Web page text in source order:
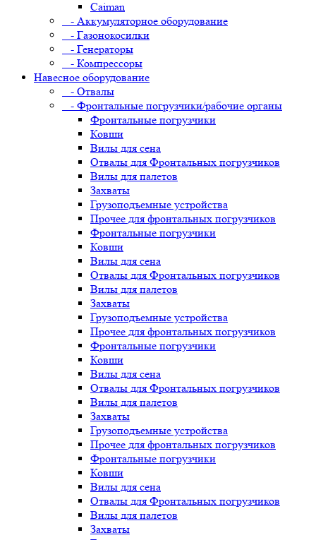
Caiman
- Аккумуляторное оборудование
- Газонокосилки
- Генераторы
- Компрессоры
Навесное оборудование
- Отвалы
- Фронтальные погрузчики/рабочие органы
Фронтальные погрузчики
Ковши
Вилы для сена
Отвалы для Фронтальных погрузчиков
Вилы для палетов
Захваты
Грузоподъемные устройства
Прочее для фронтальных погрузчиков
Фронтальные погрузчики
Ковши
Вилы для сена
Отвалы для Фронтальных погрузчиков
Вилы для палетов
Захваты
Грузоподъемные устройства
Прочее для фронтальных погрузчиков
Фронтальные погрузчики
Ковши
Вилы для сена
Отвалы для Фронтальных погрузчиков
Вилы для палетов
Захваты
Грузоподъемные устройства
Прочее для фронтальных погрузчиков
Фронтальные погрузчики
Ковши
Вилы для сена
Отвалы для Фронтальных погрузчиков
Вилы для палетов
Захваты